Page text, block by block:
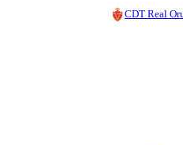
CDT Real